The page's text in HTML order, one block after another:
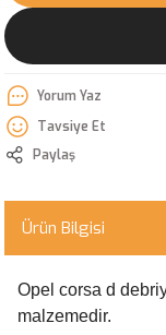
Yorum Yaz
Tavsiye Et
Paylaş
Ürün Bilgisi
Opel corsa d
malzemedir.